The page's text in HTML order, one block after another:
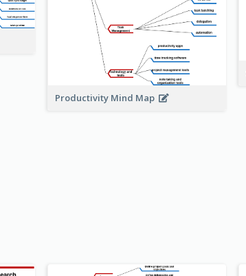
Productivity Mind Map